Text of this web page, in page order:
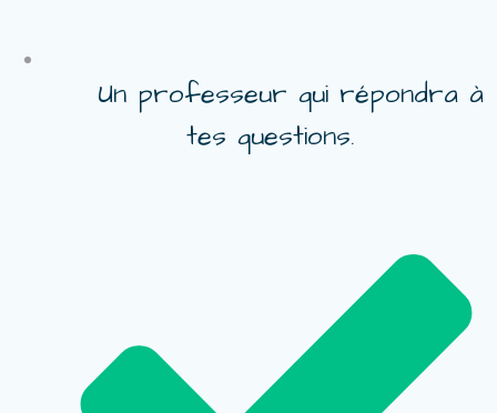
Un professeur qui répondra à
tes questions.